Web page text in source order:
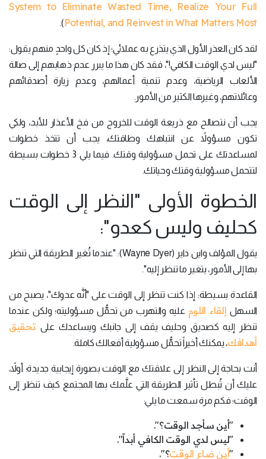
System to Eliminate Wasted Time, Realize Your Full
Potential, and Reinvest in What Matters Most
).
لقد كان العذر الأول الذي يتذرع به عملائي؛ إذ كان كل واحدٍ منهم يقول:
"ليس لدي الوقت الكافي!"، فقد كان هذا ما يبرر عدم ذهابهم إلى صالة
الألعاب الرياضية، وعدم تنمية أعمالهم، وعدم زيارة أصدقائهم
وعائلاتهم، وغيرها الكثير من الأمور.
يجب أن نتصالح مع ذريعة الوقت للخروج من فخ الأعذار للأبد، ولكي
تكون مسؤولاً عن انتباهك وطاقتك، يجب أن تتخذ خطوات
لمساعدتك على تحمل مسؤولية وقتك. فيما يلي 3 خطوات بسيطة
لتتحمل مسؤولية وقتك وحياتك.
الخطوة الأولى "النظر إلى الوقت
كحليف وليس كعدو":
يقول المؤلف واين داير (Wayne Dyer): "عندما تُغير الطريقة التي تنظر
بها إلى الأمور، يتغير ما تنظر إليه".
القاعدة بسيطة: إذا كنت تنظر إلى الوقت على "أنَّه عدوك"، يصبح من
السهل إلقاء اللوم عليه والتهرب من تحمُّل مسؤوليته؛ ولكن عندما
تنظر إليه كصديق وحليف يقف إلى جانبك ويساعدك على تحقيق
أهدافك، يمكنك أخيراً تحمُّل مسؤولية أفعالك كاملة.
أنت بحاجة إلى النظر إلى علاقتك مع الوقت بصورة إيجابية جديدة؛ أولاً،
عليك أن تُبطل تأثير الطريقة التي علَّمك بها المجتمع كيف تنظر إلى
الوقت؛ فكم مرة سمعت ما يلي:
"أين سأجد الوقت؟".
"ليس لدي الوقت الكافي أبداً".
"أين ضاع الوقت؟".